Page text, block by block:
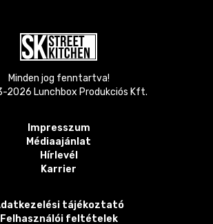
Minden jog fenntartva!
2026 Lunchbox Produkciós Kft.
Impresszum
Médiaajánlat
Hírlevél
Karrier
tájékoztató
Felhasználói feltételek